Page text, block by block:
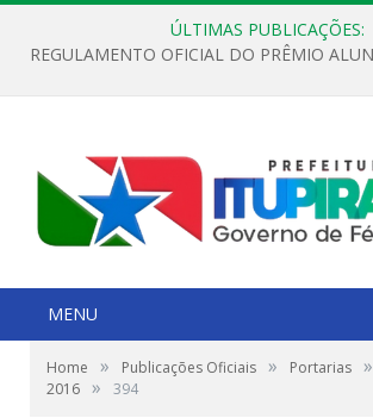
ÚLTIMAS PUBLICAÇÕES:
MENU
Home » Publicações Oficiais » Portarias »
2016 » 394